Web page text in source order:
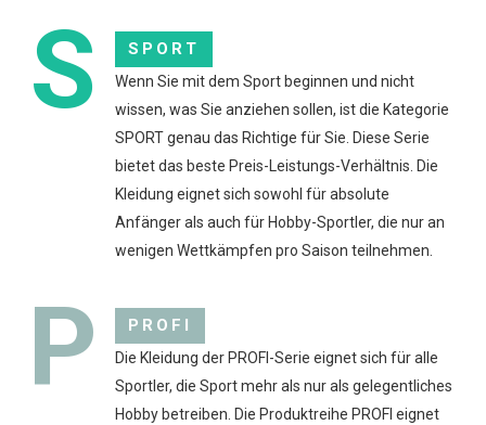
S SPORT
Wenn Sie mit dem Sport beginnen und nicht
wissen, was Sie anziehen sollen, ist die Kategorie
SPORT genau das Richtige für Sie. Diese Serie
bietet das beste Preis-Leistungs-Verhältnis. Die
Kleidung eignet sich sowohl für absolute
Anfänger als auch für Hobby-Sportler, die nur an
wenigen Wettkämpfen pro Saison teilnehmen.
P PROFI
Die Kleidung der PROFI-Serie eignet sich für alle
Sportler, die Sport mehr als nur als gelegentliches
Hobby betreiben. Die Produktreihe PROFI eignet